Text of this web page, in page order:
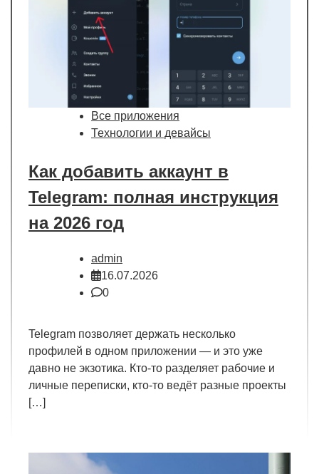
Все приложения
Технологии и девайсы
Как добавить аккаунт в
Telegram: полная инструкция
на 2026 год
admin
16.07.2026
0
Telegram позволяет держать несколько
профилей в одном приложении — и это уже
давно не экзотика. Кто-то разделяет рабочие и
личные переписки, кто-то ведёт разные проекты
[…]